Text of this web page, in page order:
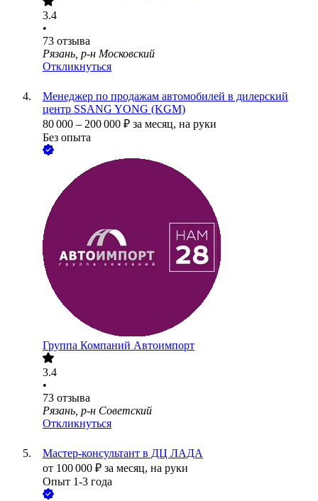
3.4
•
73 отзыва
Рязань, р-н Московский
Откликнуться
Менеджер по продажам автомобилей в дилерский
центр SSANG YONG (KGM)
80 000 – 200 000 ₽ за месяц, на руки
Без опыта
Группа Компаний Автоимпорт
3.4
•
73 отзыва
Рязань, р-н Советский
Откликнуться
Мастер-консультант в ДЦ ЛАДА
от 100 000 ₽ за месяц, на руки
Опыт 1-3 года